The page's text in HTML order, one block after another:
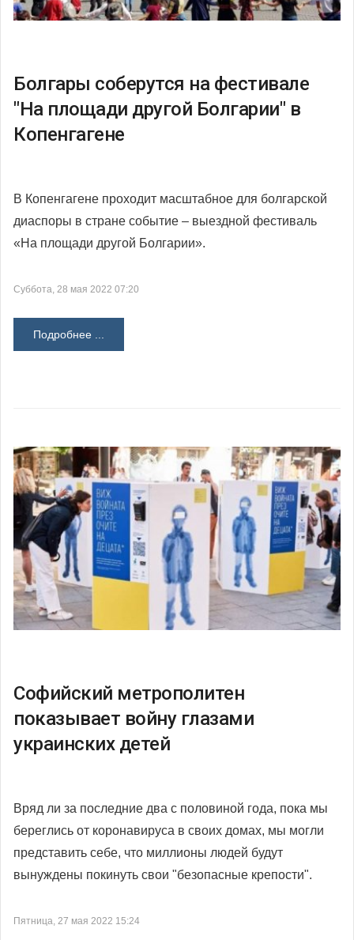
Болгары соберутся на фестивале
"На площади другой Болгарии" в
Копенгагене
В Копенгагене проходит масштабное для болгарской
диаспоры в стране событие – выездной фестиваль
«На площади другой Болгарии».
Суббота, 28 мая 2022 07:20
Подробнее ...
Софийский метрополитен
показывает войну глазами
украинских детей
Вряд ли за последние два с половиной года, пока мы
береглись от коронавируса в своих домах, мы могли
представить себе, что миллионы людей будут
вынуждены покинуть свои "безопасные крепости".
Пятница, 27 мая 2022 15:24